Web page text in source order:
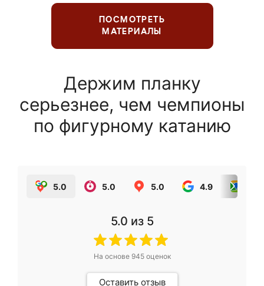
ПОСМОТРЕТЬ
МАТЕРИАЛЫ
Держим планку
серьезнее, чем чемпионы
по фигурному катанию
5.0 5.0 5.0 4.9
5.0 из 5
На основе 945оценок
Оставить отзыв